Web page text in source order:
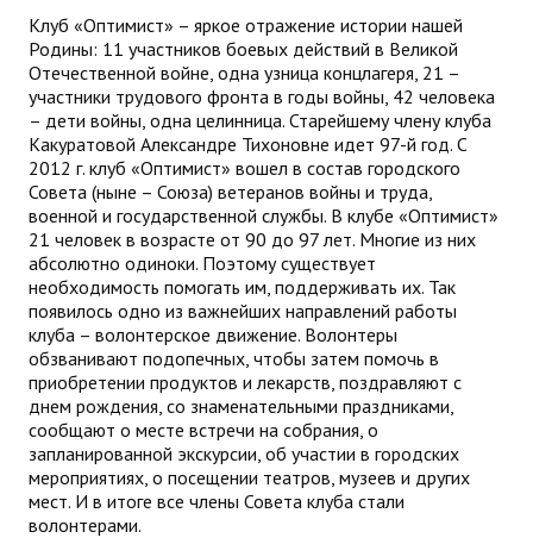
Клуб «Оптимист» – яркое отражение истории нашей
Родины: 11 участников боевых действий в Великой
Отечественной войне, одна узница концлагеря, 21 –
участники трудового фронта в годы войны, 42 человека
– дети войны, одна целинница. Старейшему члену клуба
Какуратовой Александре Тихоновне идет 97-й год. С
2012 г. клуб «Оптимист» вошел в состав городского
Совета (ныне – Союза) ветеранов войны и труда,
военной и государственной службы. В клубе «Оптимист»
21 человек в возрасте от 90 до 97 лет. Многие из них
абсолютно одиноки. Поэтому существует
необходимость помогать им, поддерживать их. Так
появилось одно из важнейших направлений работы
клуба – волонтерское движение. Волонтеры
обзванивают подопечных, чтобы затем помочь в
приобретении продуктов и лекарств, поздравляют с
днем рождения, со знаменательными праздниками,
сообщают о месте встречи на собрания, о
запланированной экскурсии, об участии в городских
мероприятиях, о посещении театров, музеев и других
мест. И в итоге все члены Совета клуба стали
волонтерами.